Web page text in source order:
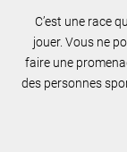
C’est une race
jouer. Vous ne
faire une
des personnes